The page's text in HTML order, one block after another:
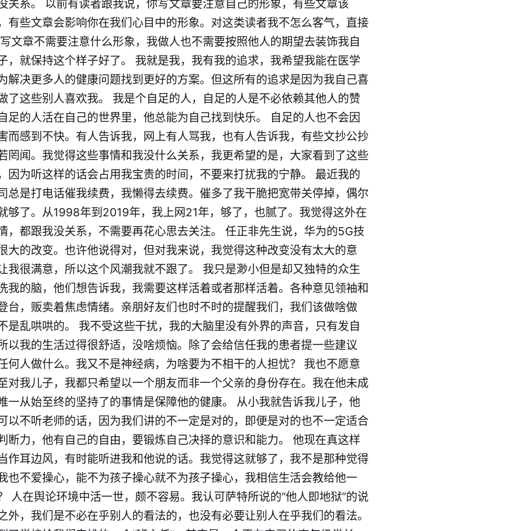
关系。 以前有读者跟我说，你写文章要注意自己的形象，有些文章该
有些文章会影响你在我们心目中的形象。对这类读者我不怎么客气，直接
文章不需要注意什么形象，我做人也不需要按照他人的期望去装饰我自
，就保持这个样子好了。 我就是我，我有我的追求，我希望我能在医学
解决更多人的健康问题找到更好的方案。但这所有的追求是因为我自己喜
了这些别人喜欢我。 我是个自足的人，自足的人是不必依赖其他人的赞
足的人活在自己的世界里，他总能为自己找到快乐。 自足的人也不会因
而感到不快。有人告诉我，网上有人骂我，也有人告诉我，有些文抄公抄
罔闻。我觉得这些事情和我没什么关系，我更希望的是，大家看到了这些
因为听这样的话会占用我宝贵的时间，不要来打扰我的宁静。 最近我的
总是打电话催我续费，我懒得去续费。催多了我干脆把宽带关停掉，偶尔
够了。从1998年到2019年，我上网21年，够了，也腻了。我觉得这外在
，都跟我没关系，不需要再花心思去关注。 任正非先生说，华为的5G技
大的改变。也许他说得对，但对我来说，我觉得这种改变没有太大的意
我很满意，所以这个风潮我就不跟了。 我只是渺小但是却又独特的众生
我的脑，他们想告诉我，我需要这样活着或者那样活着。各种意见领袖和
台，贩卖着焦虑情绪。亲朋好友们也时不时的提醒我们，我们该做啥做
是乱哄哄的。 我不受这些干扰，我的大脑里没有外界的声音，只有发自
以我的生活过得很舒适，没啥烦恼。除了会给信任我的患者提一些建议
何人做什么。我又不是神经病，为啥要为不相干的人担忧？ 我也不愿意
对我儿子，我都只希望以一个朋友而非一个父亲的身份存在。我在他未成
一从始至终的坚持了的事情是保障他的健康。 从小我就告诉我儿子，他
以不听老师的话，因为我们讲的不一定是对的，即便是对的也不一定适合
断力，他有自己的自由，要锻炼自己决择的意识和能力。 他现在真这样
作耳边风，有时能听进我和他说的话。我觉得这就够了，我不是那种觉得
也不爱操心，能不为孩子操心就不为孩子操心，我相信生活会教给他一
人在舆论环境中活一世，颇不容易。我认可萨特所说的“他人即地狱”的说
外，我们是不必在乎别人的看法的，也没有必要让别人在乎我们的看法。